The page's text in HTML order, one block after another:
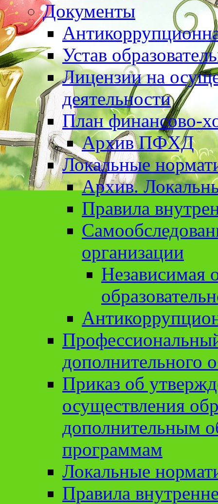
Документы
Устав
Лицензии на
деятельности
План финансово-
Архив ПФХД
Локальные
Архив.
Правила
организации
Независимая
дополнительного
Приказ об
осуществления
дополнительным
программам
Локальные
Правила